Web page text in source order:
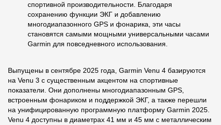
спортивной производительности. Благодаря
сохранению функции ЭКГ и добавлению
многодиапазонного GPS и фонарика, эти часы
становятся самыми мощными универсальными часами
Garmin для повседневного использования.
Выпущены в сентябре 2025 года, Garmin Venu 4 базируются
на Venu 3 с существенным акцентом на спортивные
показатели. Они дополнены многодиапазонным GPS,
встроенным фонариком и поддержкой ЭКГ, а также перешли
на унифицированную программную платформу Garmin 2025.
Venu 4 доступны в диаметрах 41 мм и 45 мм с металлическим